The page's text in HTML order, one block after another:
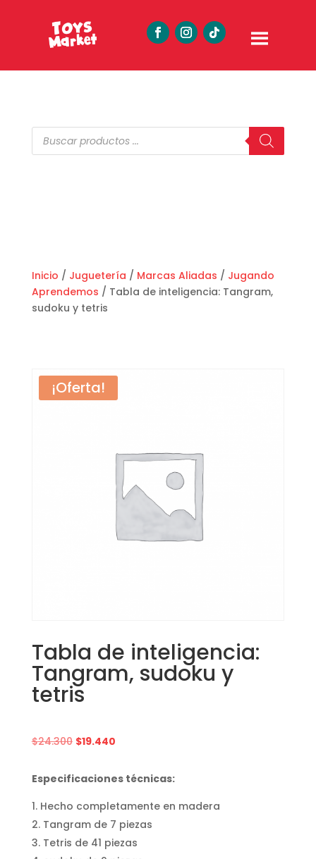
Búsqueda
de
productos
Inicio / Juguetería / Marcas Aliadas / Jugando
Aprendemos / Tabla de inteligencia: Tangram,
sudoku y tetris
¡Oferta!
Tabla de inteligencia:
Tangram, sudoku y
tetris
$24.300 El
original
$24.300.
$19.440El
actual
$19.440.
Especificaciones técnicas:
Hecho completamente en madera
Tangram de 7 piezas
Tetris de 41 piezas